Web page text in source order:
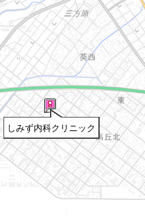
しみず内科クリニック